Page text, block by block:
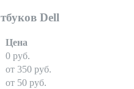
Dell
Цена
0 руб.
от 350 руб.
от 50 руб.